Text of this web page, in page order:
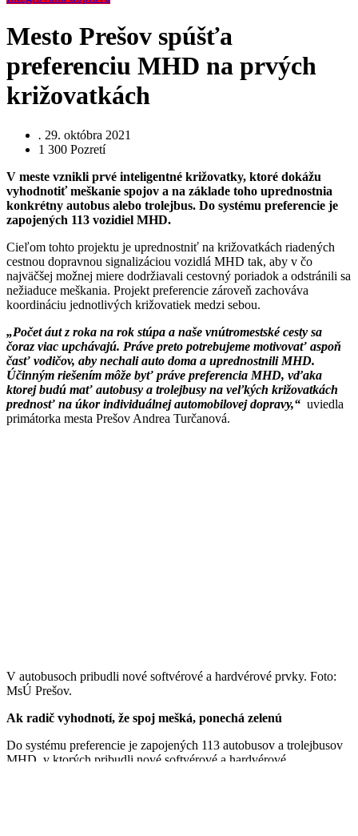
Mesto Prešov spúšťa
preferenciu MHD na prvých
križovatkách
. 29. októbra 2021
1 300 Pozretí
V meste vznikli prvé inteligentné križovatky, ktoré dokážu
vyhodnotiť meškanie spojov a na základe toho uprednostnia
konkrétny autobus alebo trolejbus. Do systému preferencie je
zapojených 113 vozidiel MHD.
Cieľom tohto projektu je uprednostniť na križovatkách riadených
cestnou dopravnou signalizáciou vozidlá MHD tak, aby v čo
najväčšej možnej miere dodržiavali cestovný poriadok a odstránili sa
nežiaduce meškania. Projekt preferencie zároveň zachováva
koordináciu jednotlivých križovatiek medzi sebou.
„Počet áut z roka na rok stúpa a naše vnútromestské cesty sa
čoraz viac upchávajú. Práve preto potrebujeme motivovať aspoň
časť vodičov, aby nechali auto doma a uprednostnili MHD.
Účinným riešením môže byť práve preferencia MHD, vďaka
ktorej budú mať autobusy a trolejbusy na veľkých križovatkách
prednosť na úkor individuálnej automobilovej dopravy,“ uviedla
primátorka mesta Prešov Andrea Turčanová.
V autobusoch pribudli nové softvérové a hardvérové prvky. Foto:
MsÚ Prešov.
Ak radič vyhodnotí, že spoj mešká, ponechá zelenú
Do systému preferencie je zapojených 113 autobusov a trolejbusov
MHD, v ktorých pribudli nové softvérové a hardvérové